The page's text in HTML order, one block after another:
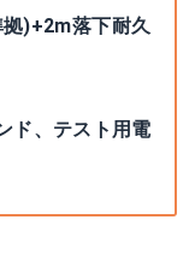
)+2m落下耐久
ド、テスト用電